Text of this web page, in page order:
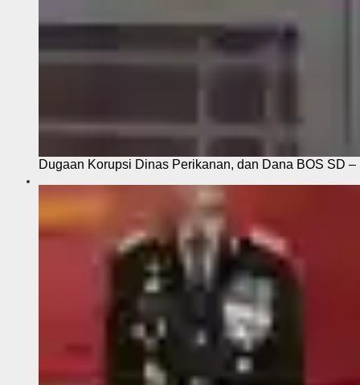
Dugaan Korupsi Dinas Perikanan, dan Dana BOS SD